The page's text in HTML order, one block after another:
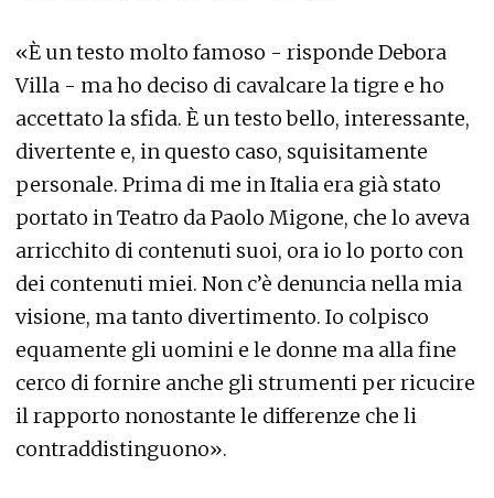
«È un testo molto famoso - risponde Debora
Villa - ma ho deciso di cavalcare la tigre e ho
accettato la sfida. È un testo bello, interessante,
divertente e, in questo caso, squisitamente
personale. Prima di me in Italia era già stato
portato in Teatro da Paolo Migone, che lo aveva
arricchito di contenuti suoi, ora io lo porto con
dei contenuti miei. Non c’è denuncia nella mia
visione, ma tanto divertimento. Io colpisco
equamente gli uomini e le donne ma alla fine
cerco di fornire anche gli strumenti per ricucire
il rapporto nonostante le differenze che li
contraddistinguono».